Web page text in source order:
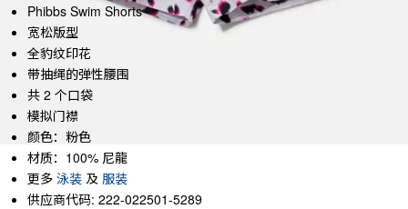
Phibbs Swim Shorts
宽松版型
全豹纹印花
带抽绳的弹性腰围
共 2 个口袋
模拟门襟
颜色：粉色
材质：100% 尼龍
更多 泳装 及 服装
供应商代码: 222-022501-5289